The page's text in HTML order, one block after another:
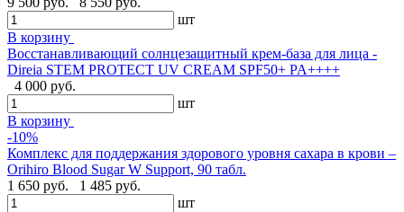
шт
В корзину
Восстанавливающий солнцезащитный крем-база для лица -
Direia STEM PROTECT UV CREAM SPF50+ PA++++
4 000 руб.
шт
В корзину
-10%
Комплекс для поддержания здорового уровня сахара в крови –
Orihiro Blood Sugar W Support, 90 табл.
1 650 руб.
1 485 руб.
шт